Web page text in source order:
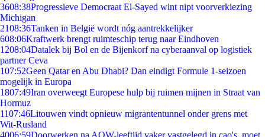
3608:38Progressieve Democraat El-Sayed wint nipt voorverkiezing
Michigan
2108:36Tanken in België wordt nóg aantrekkelijker
608:06Kraftwerk brengt ruimteschip terug naar Eindhoven
1208:04Datalek bij Bol en de Bijenkorf na cyberaanval op logistiek
partner Ceva
107:52Geen Qatar en Abu Dhabi? Dan eindigt Formule 1-seizoen
mogelijk in Europa
1807:49Iran overweegt Europese hulp bij ruimen mijnen in Straat van
Hormuz
1107:46Litouwen vindt opnieuw migrantentunnel onder grens met
Wit-Rusland
4006:59Doorwerken na AOW-leeftijd vaker vastgelegd in cao's, moet